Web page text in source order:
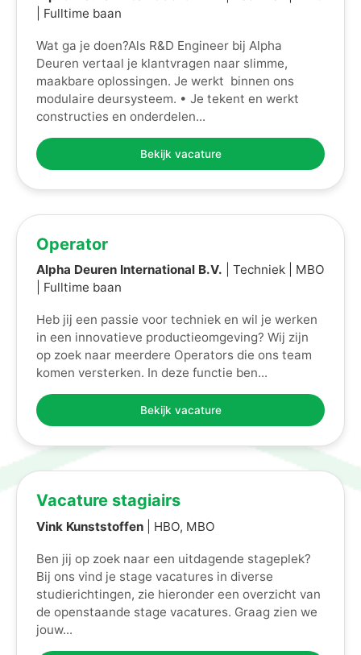
| Fulltime baan
Wat ga je doen?Als R&D Engineer bij Alpha
Deuren vertaal je klantvragen naar slimme,
maakbare oplossingen. Je werkt binnen ons
modulaire deursysteem. • Je tekent en werkt
constructies en onderdelen...
Bekijk vacature
Operator
Alpha Deuren International B.V. | Techniek | MBO
| Fulltime baan
Heb jij een passie voor techniek en wil je werken
in een innovatieve productieomgeving? Wij zijn
op zoek naar meerdere Operators die ons team
komen versterken. In deze functie ben...
Bekijk vacature
Vacature stagiairs
Vink Kunststoffen | HBO, MBO
Ben jij op zoek naar een uitdagende stageplek?
Bij ons vind je stage vacatures in diverse
studierichtingen, zie hieronder een overzicht van
de openstaande stage vacatures. Graag zien we
jouw...